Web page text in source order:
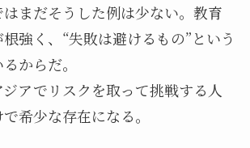
まだそうした例は少ない。教育
強く、“失敗は避けるもの”という
からだ。
アでリスクを取って挑戦する人
希少な存在になる。